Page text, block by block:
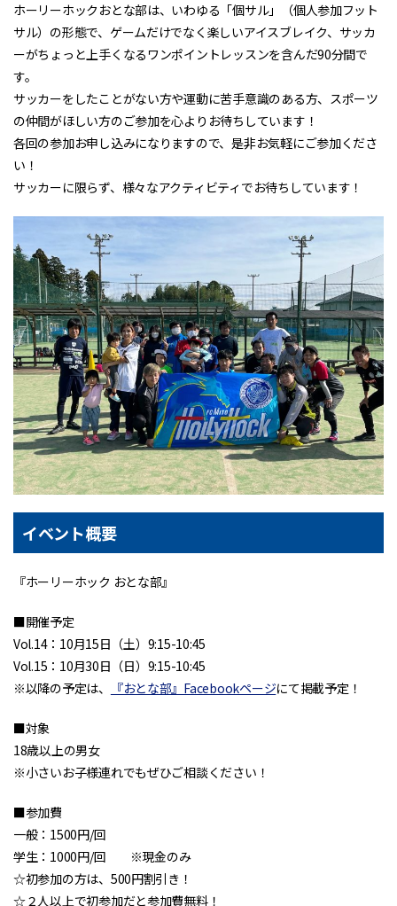
ホーリーホックおとな部は、いわゆる「個サル」（個人参加フット
サル）の形態で、ゲームだけでなく楽しいアイスブレイク、サッカ
ーがちょっと上手くなるワンポイントレッスンを含んだ90分間で
す。
サッカーをしたことがない方や運動に苦手意識のある方、スポーツ
の仲間がほしい方のご参加を心よりお待ちしています！
各回の参加お申し込みになりますので、是非お気軽にご参加くださ
い！
サッカーに限らず、様々なアクティビティでお待ちしています！
イベント概要
『ホーリーホック おとな部』
■開催予定
Vol.14：10月15日（土）9:15-10:45
Vol.15：10月30日（日）9:15-10:45
※以降の予定は、
『おとな部』Facebookページにて掲載予定！
■対象
18歳以上の男女
※小さいお子様連れでもぜひご相談ください！
■参加費
一般：1500円/回
学生：1000円/回 ※現金のみ
☆初参加の方は、500円割引き！
☆２人以上で初参加だと参加費無料！